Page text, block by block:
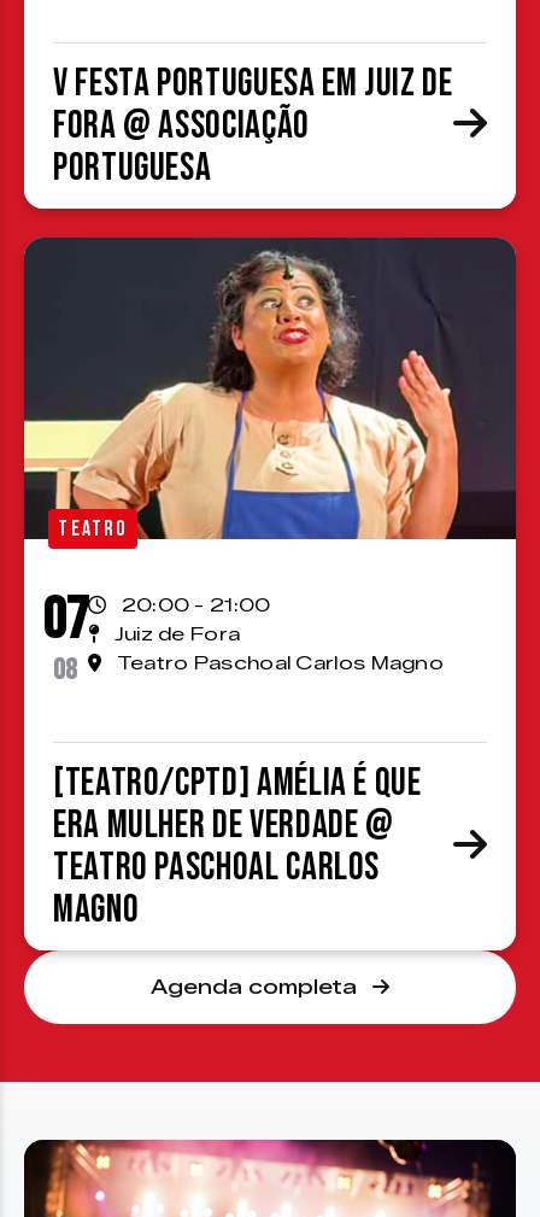
V Festa Portuguesa em Juiz de
Fora @ Associação
Portuguesa
TEATRO
07
08
20:00 - 21:00
Juiz de Fora
Teatro Paschoal Carlos Magno
[TEATRO/CPTD] Amélia é que
era mulher de verdade @
Teatro Paschoal Carlos
Magno
Agenda completa